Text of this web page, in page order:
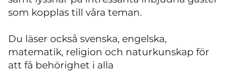
som kopplas till våra teman.
Du läser också svenska, engelska,
matematik, religion och naturkunskap för
att få behörighet i alla